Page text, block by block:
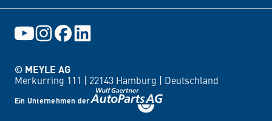
© MEYLE AG
Merkurring 111 | 22143 Hamburg | Deutschland
Ein Unternehmen der